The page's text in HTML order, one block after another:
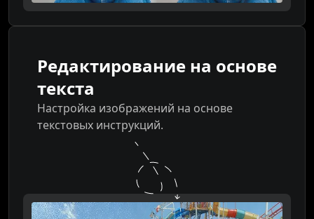
Редактирование на основе
текста
Настройка изображений на основе
текстовых инструкций.